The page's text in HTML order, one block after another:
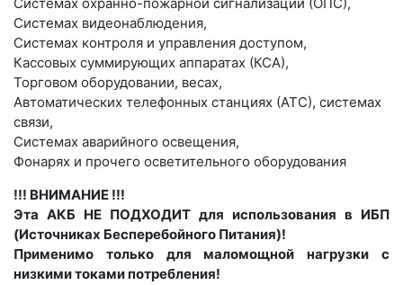
Cистемах видеонаблюдения,
Системах контроля и управления доступом,
Кассовых суммирующих аппаратах (КСА),
Торговом оборудовании, весах,
Автоматических телефонных станциях (АТС), системах
связи,
Системах аварийного освещения,
Фонарях и прочего осветительного оборудования
!!! ВНИМАНИЕ !!!
Эта АКБ НЕ ПОДХОДИТ для использования в ИБП
(Источниках Бесперебойного Питания)!
Применимо только для маломощной нагрузки с
низкими токами потребления!